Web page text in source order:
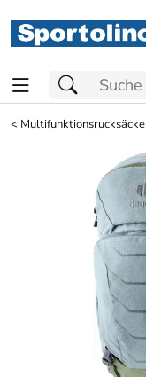
< Multifunktionsrucksäcke